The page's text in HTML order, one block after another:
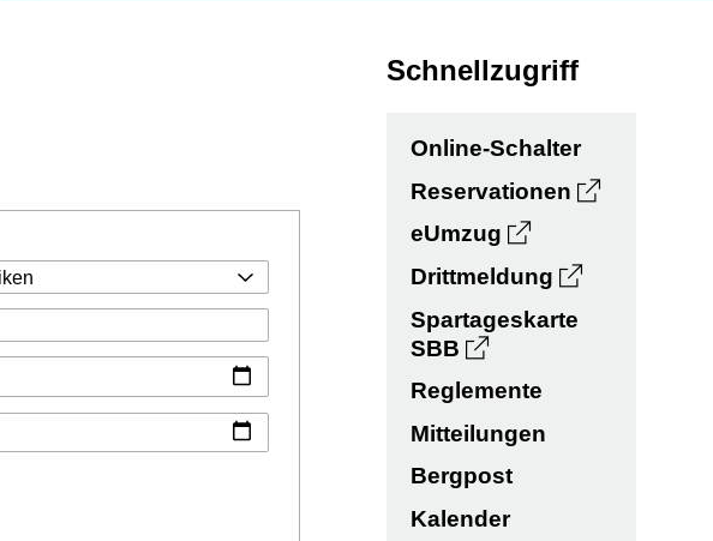
Schnellzugriff
Online-Schalter
Reservationen
eUmzug
Drittmeldung
Spartageskarte
SBB
Reglemente
Mitteilungen
Bergpost
Kalender